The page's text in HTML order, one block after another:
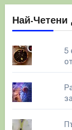
Най-Четени
5